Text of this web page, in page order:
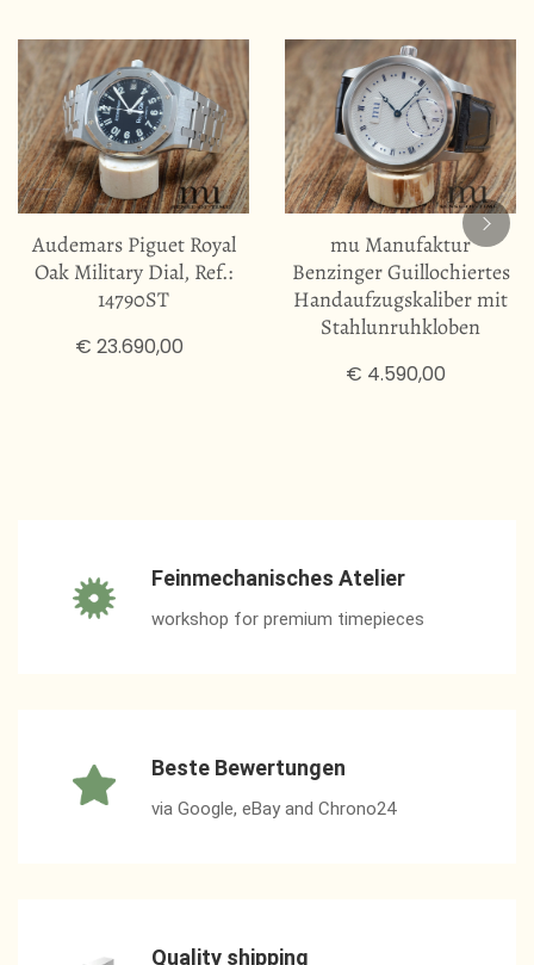
Audemars Piguet Royal
Oak Military Dial, Ref.:
14790ST
€ 23.690,00
mu Manufaktur
Benzinger Guillochiertes
Handaufzugskaliber mit
Stahlunruhkloben
€ 4.590,00
Feinmechanisches Atelier
workshop for premium timepieces
Beste Bewertungen
via Google, eBay and Chrono24
Quality shipping